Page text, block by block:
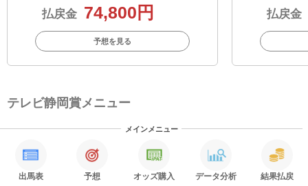
払戻金 74,800円
予想を見る
払戻金
テレビ静岡賞メニュー
メインメニュー
出馬表 予想 オッズ購入 データ分析 結果払戻